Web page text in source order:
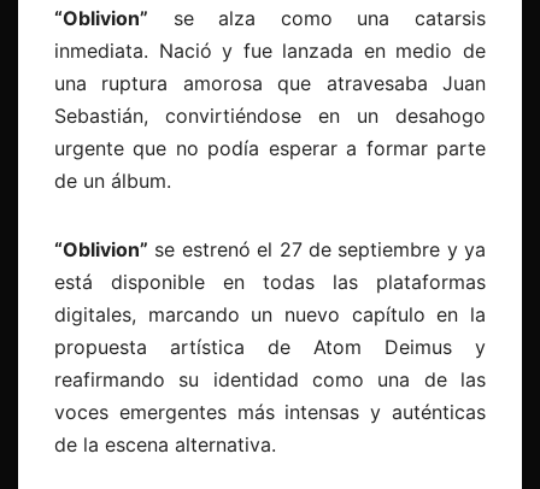
“Oblivion” se alza como una catarsis
inmediata. Nació y fue lanzada en medio de
una ruptura amorosa que atravesaba Juan
Sebastián, convirtiéndose en un desahogo
urgente que no podía esperar a formar parte
de un álbum.
“Oblivion” se estrenó el 27 de septiembre y ya
está disponible en todas las plataformas
digitales, marcando un nuevo capítulo en la
propuesta artística de Atom Deimus y
reafirmando su identidad como una de las
voces emergentes más intensas y auténticas
de la escena alternativa.